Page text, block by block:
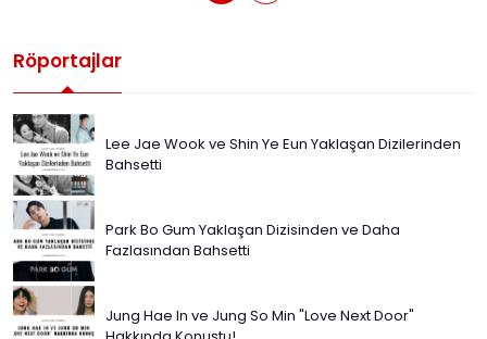
Röportajlar
Lee Jae Wook ve Shin Ye Eun Yaklaşan Dizilerinden
Bahsetti
Park Bo Gum Yaklaşan Dizisinden ve Daha
Fazlasından Bahsetti
Jung Hae In ve Jung So Min "Love Next Door"